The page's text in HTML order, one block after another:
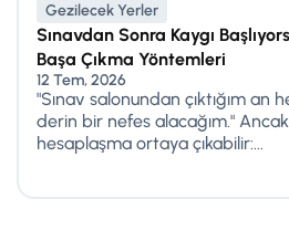
Gezilecek Yerler
Sınavdan Sonra Kaygı
Başa Çıkma Yöntemleri
12 Tem, 2026
"Sınav salonundan çıktığım an
derin bir nefes alacağım."
hesaplaşma ortaya çıkabilir:...